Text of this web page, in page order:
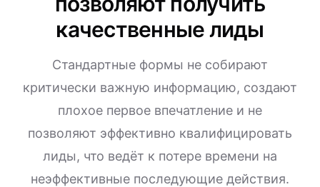
качественные лиды
Стандартные формы не собирают
критически важную информацию, создают
плохое первое впечатление и не
позволяют эффективно квалифицировать
лиды, что ведёт к потере времени на
неэффективные последующие действия.